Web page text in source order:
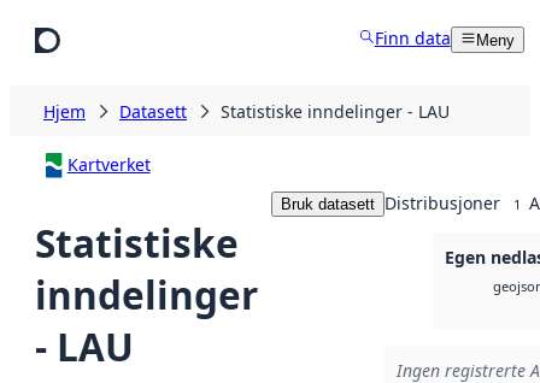
Finn data Meny
Hjem Datasett Statistiske inndelinger - LAU
Kartverket
Statistiske
inndelinger
- LAU
Bruk datasett Distribusjoner 1
Egen
Ingen registrerte